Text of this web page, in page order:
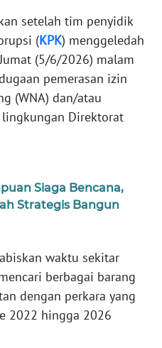
setelah tim penyidik
(KPK) menggeledah
(5/6/2026) malam
pemerasan izin
(WNA) dan/atau
Direktorat
Siaga Bencana,
Strategis Bangun
waktu sekitar
berbagai barang
dengan perkara yang
2022 hingga 2026